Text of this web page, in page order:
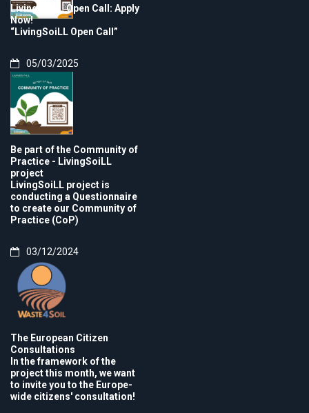
LivingSoiLL Open Call: Apply
Now!
“LivingSoiLL Open Call”
05/03/2025
Be part of the Community of
Practice - LivingSoiLL
project
LivingSoiLL project is
conducting a Questionnaire
to create our Community of
Practice (CoP)
03/12/2024
The European Citizen
Consultations
In the framework of the
project this month, we want
to invite you to the Europe-
wide citizens' consultation!